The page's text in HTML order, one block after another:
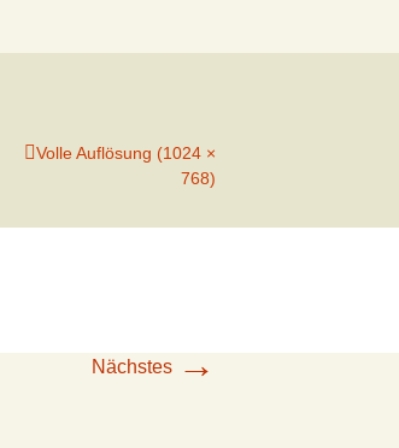
Volle Auflösung (1024 ×
768)
Nächstes →